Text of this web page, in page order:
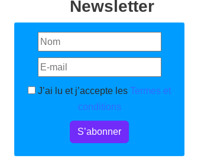
Newsletter
J’ai lu et j’accepte les Termes et
conditions
S’abonner